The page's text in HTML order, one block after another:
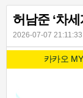
허남준 ‘차
2026-07-07 21:11:33
카카오